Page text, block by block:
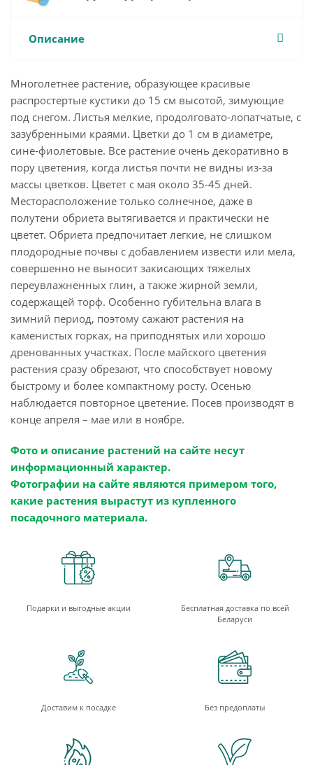
Описание
Многолетнее растение, образующее красивые
распростертые кустики до 15 см высотой, зимующие
под снегом. Листья мелкие, продолговато-лопатчатые, с
зазубренными краями. Цветки до 1 см в диаметре,
сине-фиолетовые. Все растение очень декоративно в
пору цветения, когда листья почти не видны из-за
массы цветков. Цветет с мая около 35-45 дней.
Месторасположение только солнечное, даже в
полутени обриета вытягивается и практически не
цветет. Обриета предпочитает легкие, не слишком
плодородные почвы с добавлением извести или мела,
совершенно не выносит закисающих тяжелых
переувлажненных глин, а также жирной земли,
содержащей торф. Особенно губительна влага в
зимний период, поэтому сажают растения на
каменистых горках, на приподнятых или хорошо
дренованных участках. После майского цветения
растения сразу обрезают, что способствует новому
быстрому и более компактному росту. Осенью
наблюдается повторное цветение. Посев производят в
конце апреля – мае или в ноябре.
Фото и описание растений на сайте несут
информационный характер.
Фотографии на сайте являются примером того,
какие растения вырастут из купленного
посадочного материала.
Подарки и выгодные акции
Бесплатная доставка по всей
Беларуси
Доставим к посадке Без предоплаты